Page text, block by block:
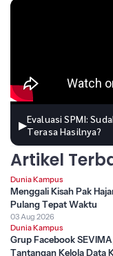
▶Evaluasi SPMI:
Terasa Hasilnya?
Artikel
Dunia Kampus
Menggali Kisah Pak
Pulang Tepat Waktu
03 Aug 2026
Dunia Kampus
Grup Facebook
Tantangan Kelola Data